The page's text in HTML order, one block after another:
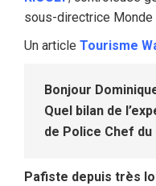
sous-directrice Monde
Un article Tourisme
Bonjour
Quel bilan de
de Police Chef du
Pafiste depuis très